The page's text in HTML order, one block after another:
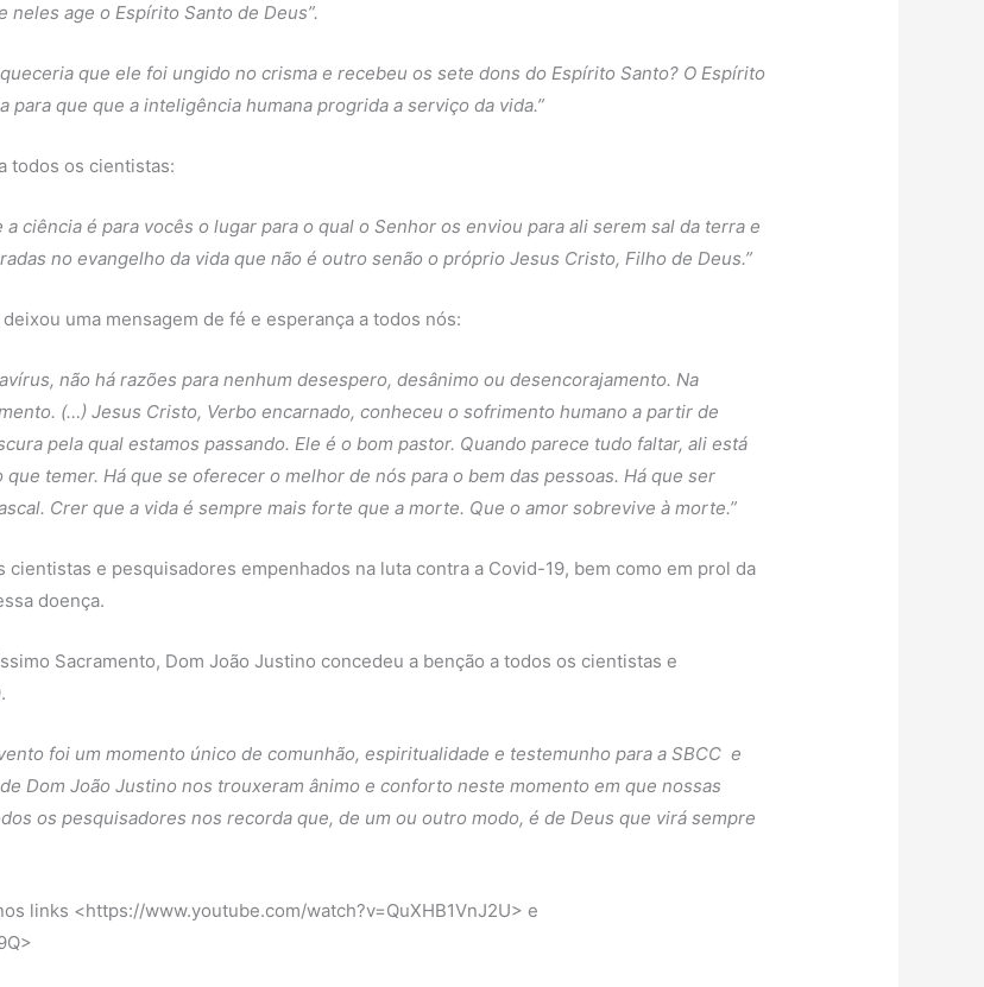
age o Espírito Santo de Deus”.
que ele foi ungido no crisma e recebeu os sete dons do Espírito Santo? O Espírito
que que a inteligência humana progrida a serviço da vida.”
todos os cientistas:
ciência é para vocês o lugar para o qual o Senhor os enviou para ali serem sal da terra e
no evangelho da vida que não é outro senão o próprio Jesus Cristo, Filho de Deus.”
uma mensagem de fé e esperança a todos nós:
não há razões para nenhum desespero, desânimo ou desencorajamento. Na
(…) Jesus Cristo, Verbo encarnado, conheceu o sofrimento humano a partir de
pela qual estamos passando. Ele é o bom pastor. Quando parece tudo faltar, ali está
temer. Há que se oferecer o melhor de nós para o bem das pessoas. Há que ser
Crer que a vida é sempre mais forte que a morte. Que o amor sobrevive à morte.”
e pesquisadores empenhados na luta contra a Covid-19, bem como em prol da
doença.
Sacramento, Dom João Justino concedeu a benção a todos os cientistas e
foi um momento único de comunhão, espiritualidade e testemunho para a SBCC e
Dom João Justino nos trouxeram ânimo e conforto neste momento em que nossas
os pesquisadores nos recorda que, de um ou outro modo, é de Deus que virá sempre
links <https://www.youtube.com/watch?v=QuXHB1VnJ2U> e